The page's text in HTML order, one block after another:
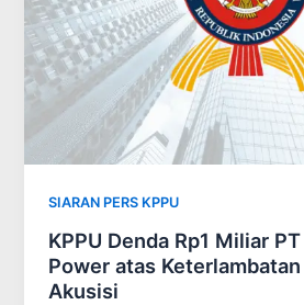
SIARAN PERS KPPU
KPPU Denda Rp1 Miliar
Power atas
Akusisi